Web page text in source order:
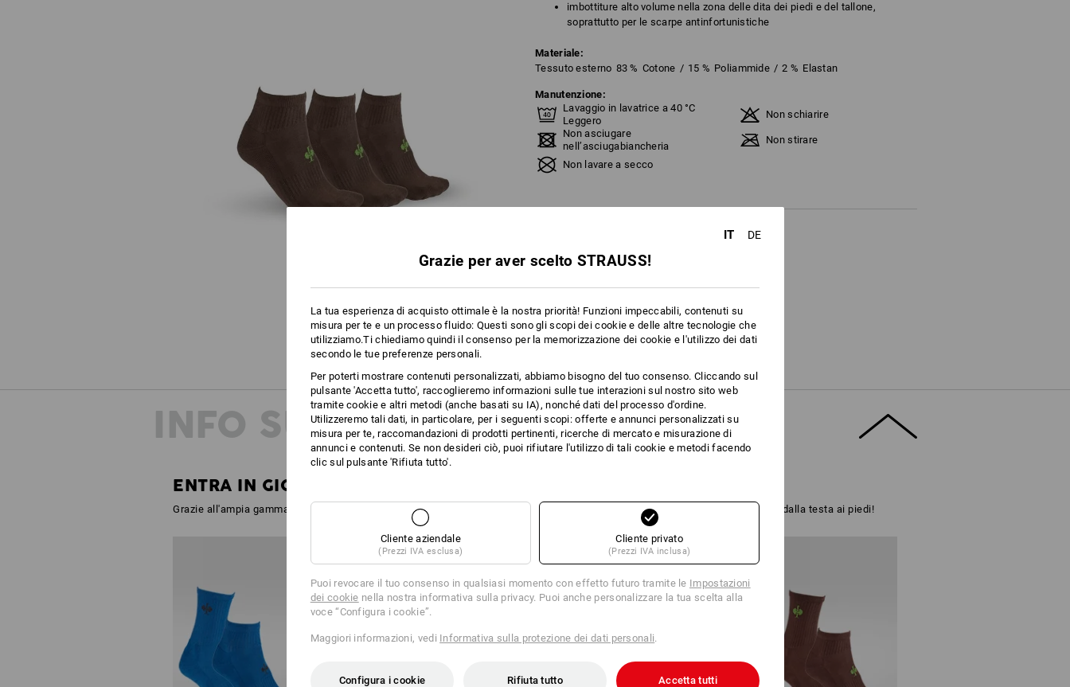
imbottiture alto volume nella zona delle dita dei piedi e del tallone,
soprattutto per le scarpe antinfortunistiche
Materiale:
Tessuto esterno 83 % Cotone / 15 % Poliammide / 2 % Elastan
Manutenzione:
Lavaggio in lavatrice a 40 °C
Leggero
Non schiarire
Non asciugare
nell’asciugabiancheria
Non stirare
Non lavare a secco
INFO SUPPLEMENTARI
ENTRA IN GIOCO IL COLORE
Grazie all'ampia gamma di colori del mondo motion2020, da ora le calze si abbinano al tuo look workwear preferito. Eleganza, dalla testa ai piedi!
IT DE
Grazie per aver scelto STRAUSS!
La tua esperienza di acquisto ottimale è la nostra priorità! Funzioni impeccabili, contenuti su
misura per te e un processo fluido: Questi sono gli scopi dei cookie e delle altre tecnologie che
utilizziamo.Ti chiediamo quindi il consenso per la memorizzazione dei cookie e l'utilizzo dei dati
secondo le tue preferenze personali.
Per poterti mostrare contenuti personalizzati, abbiamo bisogno del tuo consenso. Cliccando sul
pulsante 'Accetta tutto', raccoglieremo informazioni sulle tue interazioni sul nostro sito web
tramite cookie e altri metodi (anche basati su IA), nonché dati del processo d'ordine.
Utilizzeremo tali dati, in particolare, per i seguenti scopi: offerte e annunci personalizzati su
misura per te, raccomandazioni di prodotti pertinenti, ricerche di mercato e misurazione di
annunci e contenuti. Se non desideri ciò, puoi rifiutare l'utilizzo di tali cookie e metodi facendo
clic sul pulsante 'Rifiuta tutto'.
Cliente aziendale
(Prezzi IVA esclusa)
Cliente privato
(Prezzi IVA inclusa)
Puoi revocare il tuo consenso in qualsiasi momento con effetto futuro tramite le Impostazioni
dei cookie nella nostra informativa sulla privacy. Puoi anche personalizzare la tua scelta alla
voce “Configura i cookie”.
Maggiori informazioni, vedi Informativa sulla protezione dei dati personali.
Configura i cookie Rifiuta tutto Accetta tutti